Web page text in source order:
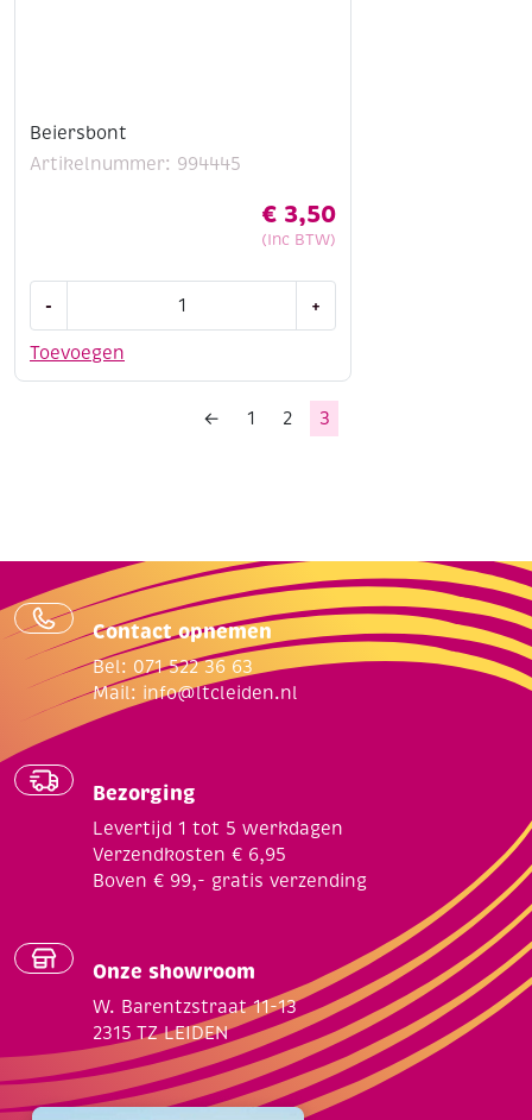
Beiersbont
Artikelnummer: 994445
€ 3,50
(Inc BTW)
Toevoegen
- +
← 1 2 3
Contact opnemen
Bel: 071 522 36 63
Mail: info@ltcleiden.nl
Bezorging
Levertijd 1 tot 5 werkdagen
Verzendkosten € 6,95
Boven € 99,- gratis verzending
Onze showroom
W. Barentzstraat 11-13
2315 TZ LEIDEN